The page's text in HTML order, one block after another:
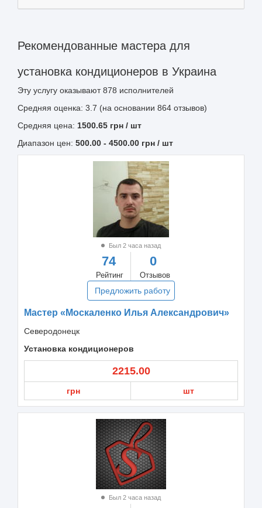
Рекомендованные мастера для
установка кондиционеров в Украина
Эту услугу оказывают878 исполнителей
Средняя оценка: 3.7 (на основании 864 отзывов)
Средняя цена: 1500.65 грн / шт
Диапазон цен: 500.00 - 4500.00 грн / шт
Был 2 часа назад
74
Рейтинг
0
Отзывов
Предложить работу
Мастер «Москаленко Илья Александрович»
Северодонецк
Установка кондиционеров
2215.00
грн шт
Был 2 часа назад